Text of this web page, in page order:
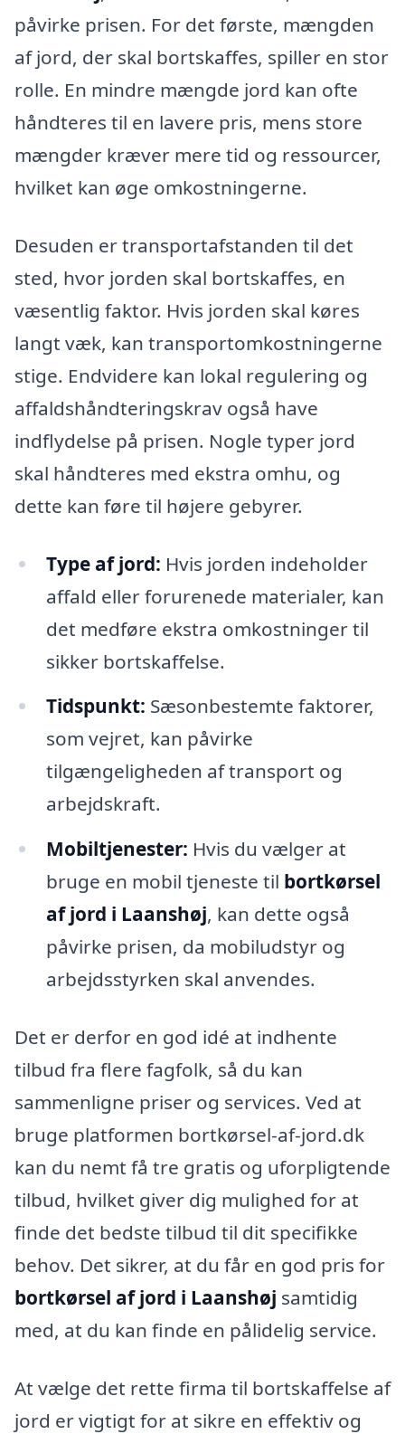
påvirke prisen. For det første, mængden
af jord, der skal bortskaffes, spiller en stor
rolle. En mindre mængde jord kan ofte
håndteres til en lavere pris, mens store
mængder kræver mere tid og ressourcer,
hvilket kan øge omkostningerne.
Desuden er transportafstanden til det
sted, hvor jorden skal bortskaffes, en
væsentlig faktor. Hvis jorden skal køres
langt væk, kan transportomkostningerne
stige. Endvidere kan lokal regulering og
affaldshåndteringskrav også have
indflydelse på prisen. Nogle typer jord
skal håndteres med ekstra omhu, og
dette kan føre til højere gebyrer.
Type af jord: Hvis jorden indeholder
affald eller forurenede materialer, kan
det medføre ekstra omkostninger til
sikker bortskaffelse.
Tidspunkt: Sæsonbestemte faktorer,
som vejret, kan påvirke
tilgængeligheden af transport og
arbejdskraft.
Mobiltjenester: Hvis du vælger at
bruge en mobil tjeneste til bortkørsel
af jord i Laanshøj, kan dette også
påvirke prisen, da mobiludstyr og
arbejdsstyrken skal anvendes.
Det er derfor en god idé at indhente
tilbud fra flere fagfolk, så du kan
sammenligne priser og services. Ved at
bruge platformen bortkørsel-af-jord.dk
kan du nemt få tre gratis og uforpligtende
tilbud, hvilket giver dig mulighed for at
finde det bedste tilbud til dit specifikke
behov. Det sikrer, at du får en god pris for
bortkørsel af jord i Laanshøj samtidig
med, at du kan finde en pålidelig service.
At vælge det rette firma til bortskaffelse af
jord er vigtigt for at sikre en effektiv og